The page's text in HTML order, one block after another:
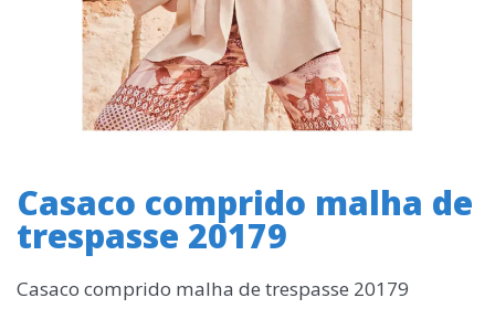
Casaco comprido malha de
trespasse 20179
Casaco comprido malha de trespasse 20179